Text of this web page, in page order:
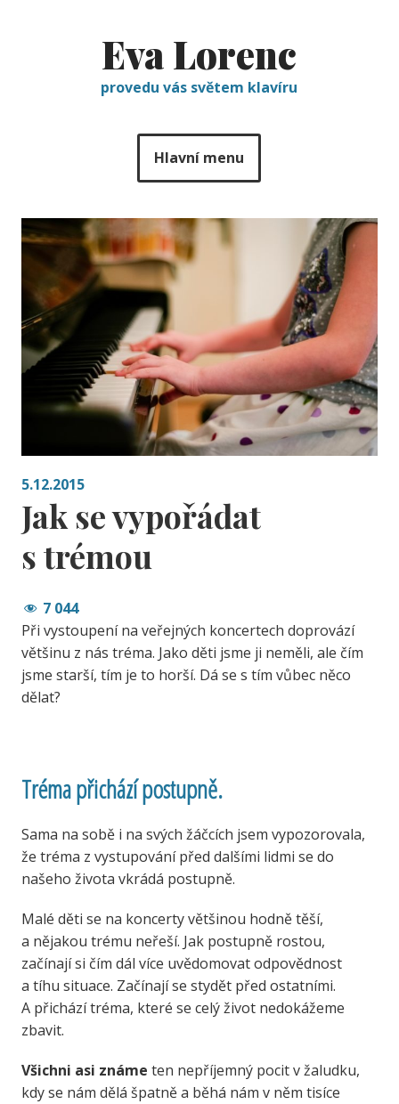
Eva Lorenc
provedu vás světem klavíru
Hlavní menu
5.12.2015
Jak se vypořádat
s trémou
7 044
Při vystoupení na veřejných koncertech doprovází
většinu z nás tréma. Jako děti jsme ji neměli, ale čím
jsme starší, tím je to horší. Dá se s tím vůbec něco
dělat?
Tréma přichází postupně.
Sama na sobě i na svých žáčcích jsem vypozorovala,
že tréma z vystupování před dalšími lidmi se do
našeho života vkrádá postupně.
Malé děti se na koncerty většinou hodně těší,
a nějakou trému neřeší. Jak postupně rostou,
začínají si čím dál více uvědomovat odpovědnost
a tíhu situace. Začínají se stydět před ostatními.
A přichází tréma, které se celý život nedokážeme
zbavit.
Všichni asi známe ten nepříjemný pocit v žaludku,
kdy se nám dělá špatně a běhá nám v něm tisíce